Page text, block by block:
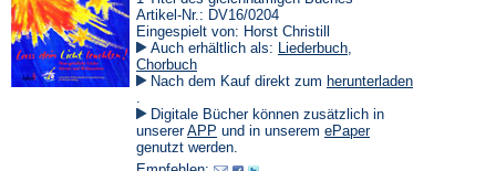
Artikel-Nr.: DV16/0204
Eingespielt von: Horst Christill
Auch erhältlich als: Liederbuch,
Chorbuch
Nach dem Kauf direkt zum herunterladen
in
einem
neuen
Tab)
.
Digitale Bücher können zusätzlich in
unsererAPP (Öffnet
in
und in unserem ePaper(Öffnet
genutzt werden.